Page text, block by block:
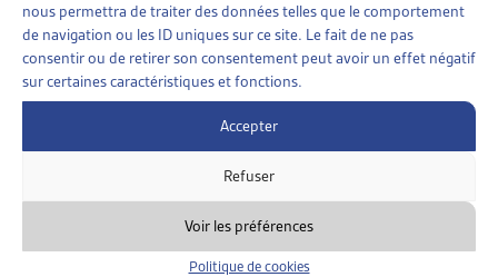
nous permettra de traiter des données telles que le comportement
de navigation ou les ID uniques sur ce site. Le fait de ne pas
consentir ou de retirer son consentement peut avoir un effet négatif
sur certaines caractéristiques et fonctions.
Accepter
Refuser
Voir les préférences
Politique de cookies
incitations financières nécessaires à rendre lesdits réseaux
de soins attractifs sachant que l’objectif du Conseil fédéral
est de faire adhérer quelque 60% des assuré-es dans un RSI
et de réaliser ainsi une économie d’environ un milliard de
francs par an. Le Conseil des Etats a fixé la quote-part (part
des factures payées par l’assuré-e une fois sa franchise
atteinte) à respectivement 7,5% et 15% selon que les assuré-
es rejoignent, ou non, un réseau – elle est actuellement
fixée à 10%. Ces taux ont été jugés trop bas pour certain-es